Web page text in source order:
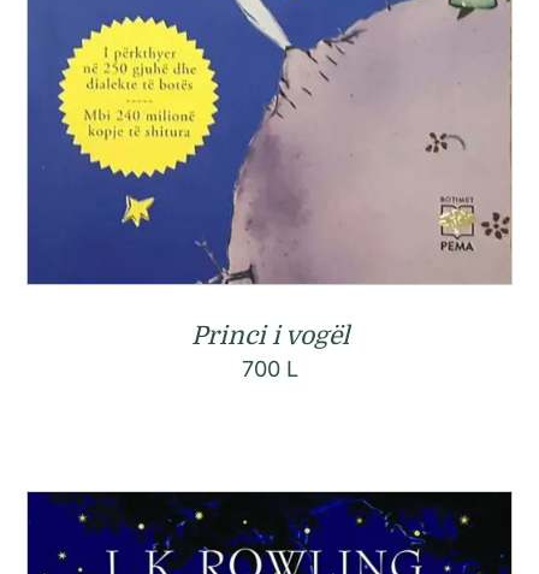
Princi i vogël
700 L